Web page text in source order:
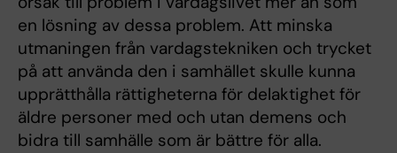
en lösning av dessa problem. Att minska
utmaningen från vardagstekniken och trycket
på att använda den i samhället skulle kunna
upprätthålla rättigheterna för delaktighet för
äldre personer med och utan demens och
bidra till samhälle som är bättre för alla.